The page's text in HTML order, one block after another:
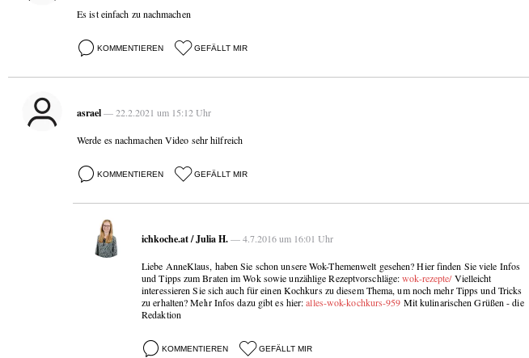
Es ist einfach zu nachmachen
KOMMENTIEREN GEFÄLLT MIR
asrael— 22.2.2021 um 15:12 Uhr
Werde es nachmachen Video sehr hilfreich
KOMMENTIEREN GEFÄLLT MIR
ichkoche.at / Julia H.— 4.7.2016 um 16:01 Uhr
Liebe AnneKlaus, haben Sie schon unsere Wok-Themenwelt gesehen? Hier finden Sie viele Infos
und Tipps zum Braten im Wok sowie unzählige Rezeptvorschläge:wok-rezepte/Vielleicht
interessieren Sie sich auch für einen Kochkurs zu diesem Thema, um noch mehr Tipps und Tricks
zu erhalten? Mehr Infos dazu gibt es hier:alles-wok-kochkurs-959 Mit kulinarischen Grüßen - die
Redaktion
KOMMENTIEREN GEFÄLLT MIR